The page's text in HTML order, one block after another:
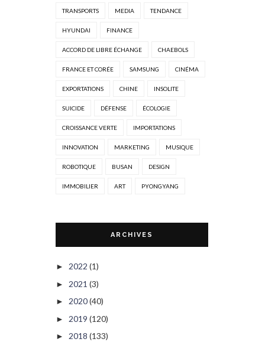
TRANSPORTS MEDIA TENDANCE
HYUNDAI FINANCE
ACCORD DE LIBRE ÉCHANGE CHAEBOLS
FRANCE ET CORÉE SAMSUNG CINÉMA
EXPORTATIONS CHINE INSOLITE
SUICIDE DÉFENSE ÉCOLOGIE
CROISSANCE VERTE IMPORTATIONS
INNOVATION MARKETING MUSIQUE
ROBOTIQUE BUSAN DESIGN
IMMOBILIER ART PYONGYANG
ARCHIVES
► 2022 (1)
► 2021 (3)
► 2020(40)
► 2019 (120)
► 2018 (133)